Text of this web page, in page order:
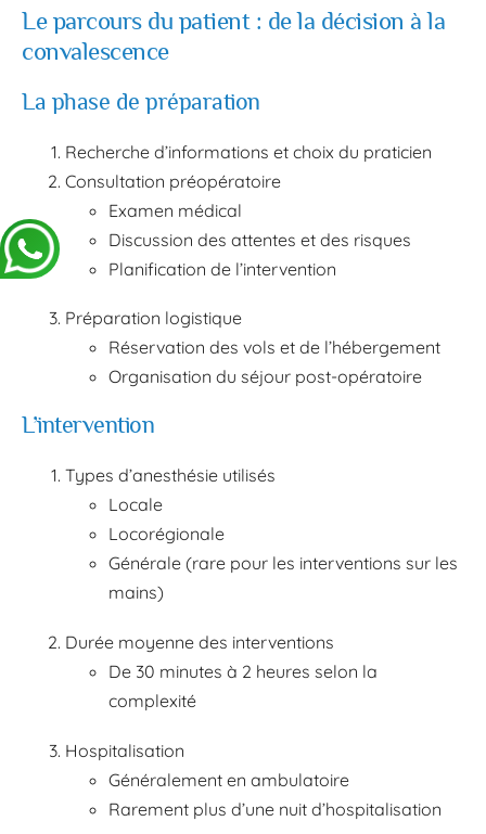
Le parcours du patient : de la décision à la
convalescence
La phase de préparation
Recherche d’informations et choix du praticien
Consultation préopératoire
Examen médical
Discussion des attentes et des risques
Planification de l’intervention
Préparation logistique
Réservation des vols et de l’hébergement
Organisation du séjour post-opératoire
L’intervention
Types d’anesthésie utilisés
Locale
Locorégionale
Générale (rare pour les interventions sur les
mains)
Durée moyenne des interventions
De 30 minutes à 2 heures selon la
complexité
Hospitalisation
Généralement en ambulatoire
Rarement plus d’une nuit d’hospitalisation